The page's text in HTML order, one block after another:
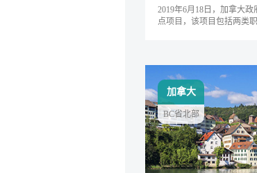
2019年6月18日，加拿大
点项目，该项目包括两类
加拿大
BC省北部